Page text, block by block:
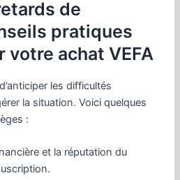
de
pratiques
votre achat VEFA
les difficultés
la situation. Voici quelques
:
et la réputation du